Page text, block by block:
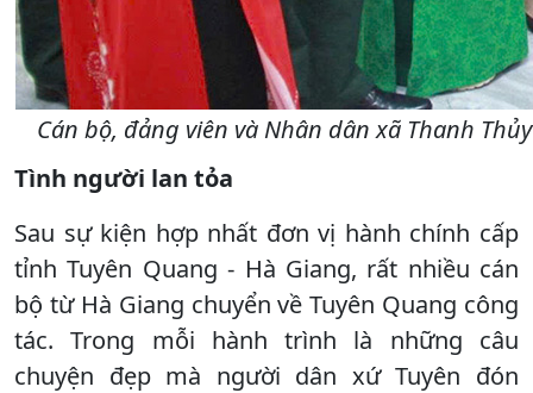
Cán bộ, đảng viên và Nhân dân xã Thanh
Tình người lan tỏa
Sau sự kiện hợp nhất đơn vị hành chính cấp
tỉnh Tuyên Quang - Hà Giang, rất nhiều cán
bộ từ Hà Giang chuyển về Tuyên Quang công
tác. Trong mỗi hành trình là những câu
chuyện đẹp mà người dân xứ Tuyên đón